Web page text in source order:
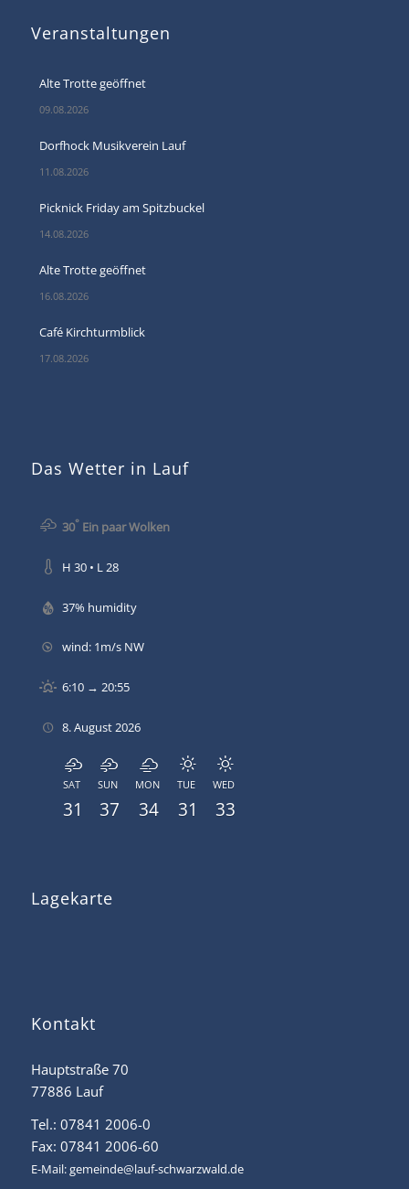
Veranstaltungen
Alte Trotte geöffnet
09.08.2026
Dorfhock Musikverein Lauf
11.08.2026
Picknick Friday am Spitzbuckel
14.08.2026
Alte Trotte geöffnet
16.08.2026
Café Kirchturmblick
17.08.2026
Das Wetter in Lauf
30°Ein paar Wolken
H 30 • L 28
37% humidity
wind: 1m/s NW
6:10 → 20:55
8. August 2026
SAT
31
SUN
37
MON
34
TUE
31
WED
33
Lagekarte
Kontakt
Hauptstraße 70
77886 Lauf
Tel.: 07841 2006-0
Fax: 07841 2006-60
E-Mail:gemeinde@lauf-schwarzwald.de